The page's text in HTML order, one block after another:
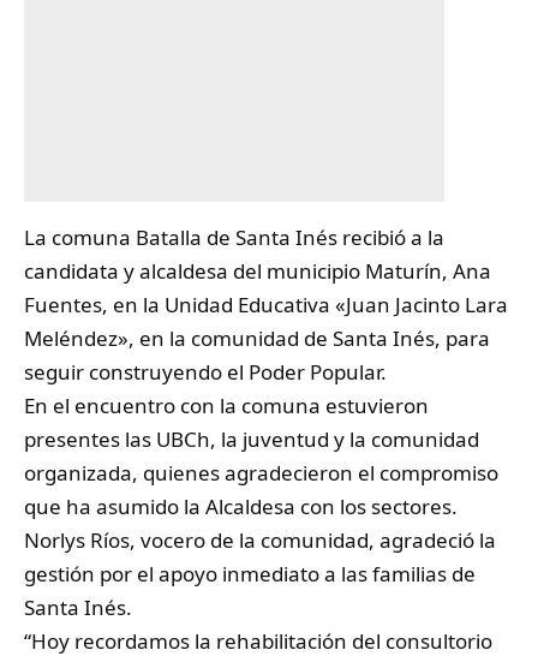
La comuna Batalla de Santa Inés recibió a la
candidata y alcaldesa del municipio Maturín, Ana
Fuentes, en la Unidad Educativa «Juan Jacinto Lara
Meléndez», en la comunidad de Santa Inés, para
seguir construyendo el Poder Popular.
En el encuentro con la comuna estuvieron
presentes las UBCh, la juventud y la comunidad
organizada, quienes agradecieron el compromiso
que ha asumido la Alcaldesa con los sectores.
Norlys Ríos, vocero de la comunidad, agradeció la
gestión por el apoyo inmediato a las familias de
Santa Inés.
“Hoy recordamos la rehabilitación del consultorio